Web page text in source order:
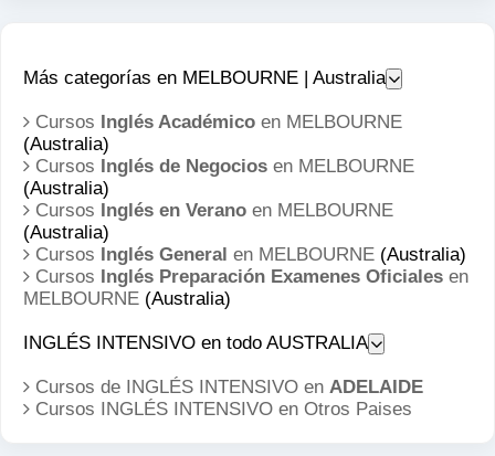
Más categorías en MELBOURNE | Australia
Cursos Inglés Académico en MELBOURNE
(Australia)
Cursos Inglés de Negocios en MELBOURNE
(Australia)
Cursos Inglés en Verano en MELBOURNE
(Australia)
Cursos Inglés General en MELBOURNE (Australia)
Cursos Inglés Preparación Examenes Oficiales en
MELBOURNE (Australia)
INGLÉS INTENSIVO en todo AUSTRALIA
Cursos de INGLÉS INTENSIVO en ADELAIDE
Cursos INGLÉS INTENSIVO en Otros Paises